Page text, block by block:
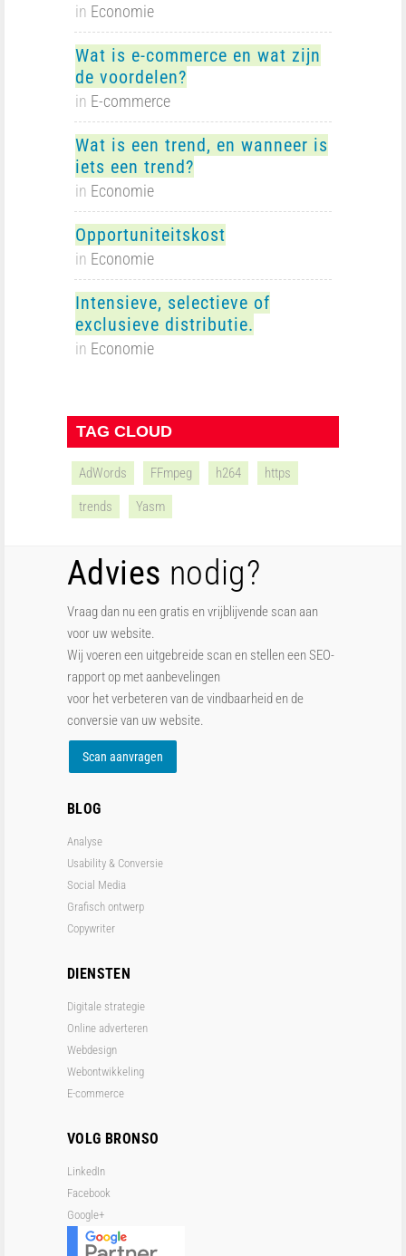
in Economie
Wat is e-commerce en wat zijn
de voordelen?
in E-commerce
Wat is een trend, en wanneer is
iets een trend?
in Economie
Opportuniteitskost
in Economie
Intensieve, selectieve of
exclusieve distributie.
in Economie
TAG CLOUD
AdWords FFmpeg h264 https
trends Yasm
Advies nodig?
Vraag dan nu een gratis en vrijblijvende scan aan
voor uw website.
Wij voeren een uitgebreide scan en stellen een SEO-
rapport op met aanbevelingen
voor het verbeteren van de vindbaarheid en de
conversie van uw website.
Scan aanvragen
BLOG
Analyse
Usability & Conversie
Social Media
Grafisch ontwerp
Copywriter
DIENSTEN
Digitale strategie
Online adverteren
Webdesign
Webontwikkeling
E-commerce
VOLG BRONSO
LinkedIn
Facebook
Google+